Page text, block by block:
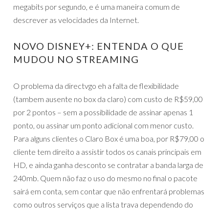
megabits por segundo, e é uma maneira comum de
descrever as velocidades da Internet.
NOVO DISNEY+: ENTENDA O QUE
MUDOU NO STREAMING
O problema da directvgo eh a falta de flexibilidade
(tambem ausente no box da claro) com custo de R$59,00
por 2 pontos – sem a possibilidade de assinar apenas 1
ponto, ou assinar um ponto adicional com menor custo.
Para alguns clientes o Claro Box é uma boa, por R$79,00 o
cliente tem direito a assistir todos os canais principais em
HD, e ainda ganha desconto se contratar a banda larga de
240mb. Quem não faz o uso do mesmo no final o pacote
sairá em conta, sem contar que não enfrentará problemas
como outros serviços que a lista trava dependendo do